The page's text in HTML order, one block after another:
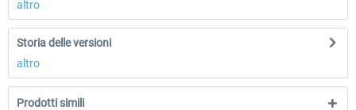
altro
Storia delle versioni
altro
Prodotti simili